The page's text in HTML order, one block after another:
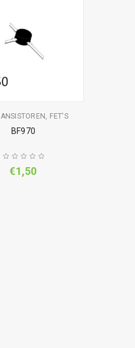
FET'S
BF970
€1,50